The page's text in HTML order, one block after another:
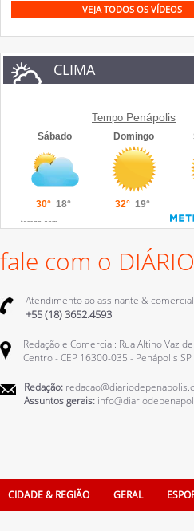
VEJA TODOS OS VÍDEOS
CLIMA
Tempo Penápolis
fale com o DIÁRIO
Atendimento ao assinante &
+55 (18) 3652.4593
Redação e Comercial: Rua Altino Vaz
Centro - CEP 16300-035 - Penápolis
Redação:
Assuntos gerais:
CIDADE & REGIÃO GERAL